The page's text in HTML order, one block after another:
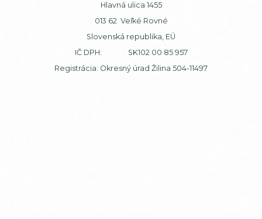
Hlavná ulica 1455
013 62 Veľké Rovné
Slovenská republika, EÚ
IČ DPH: SK102 00 85 957
Registrácia: Okresný úrad Žilina 504-11497